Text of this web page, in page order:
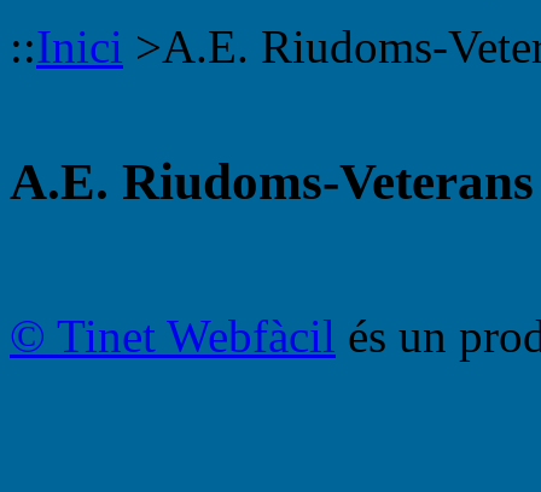
::Inici >A.E. Riudoms-
A.E. Riudoms-
© Tinet Webfàcil és un